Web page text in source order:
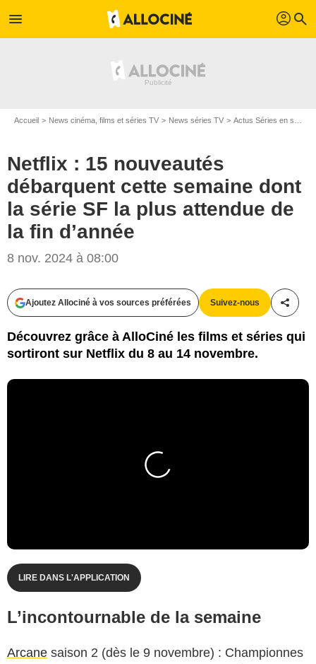
menu profil search
Accueil News cinéma, films et séries TV News séries TV Actus Séries en streaming
Netflix : 15 nouveautés
débarquent cette semaine dont
la série SF la plus attendue de
la fin d’année
8 nov. 2024 à 08:00
Ajoutez Allociné à vos sources préférées Suivez-nous
Découvrez grâce à AlloCiné les films et séries qui
sortiront sur Netflix du 8 au 14 novembre.
LIRE DANS L'APPLICATION
L’incontournable de la semaine
Arcane saison 2 (dès le 9 novembre) : Championnes